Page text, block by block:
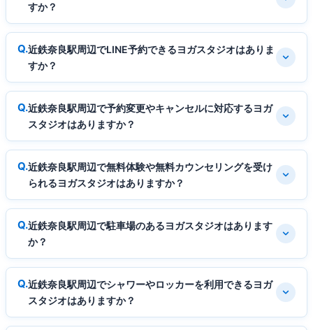
すか？
近鉄奈良駅周辺でLINE予約できるヨガスタジオはありま
すか？
近鉄奈良駅周辺で予約変更やキャンセルに対応するヨガ
スタジオはありますか？
近鉄奈良駅周辺で無料体験や無料カウンセリングを受け
られるヨガスタジオはありますか？
近鉄奈良駅周辺で駐車場のあるヨガスタジオはあります
か？
近鉄奈良駅周辺でシャワーやロッカーを利用できるヨガ
スタジオはありますか？